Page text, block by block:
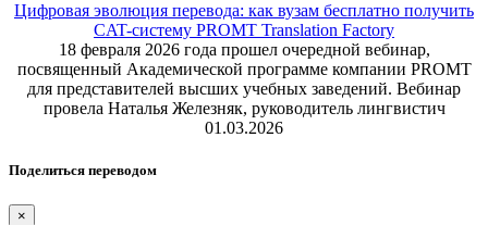
Цифровая эволюция перевода: как вузам бесплатно получить
CAT-систему PROMT Translation Factory
18 февраля 2026 года прошел очередной вебинар,
посвященный Академической программе компании PROMT
для представителей высших учебных заведений. Вебинар
провела Наталья Железняк, руководитель лингвистич
01.03.2026
Поделиться переводом
×